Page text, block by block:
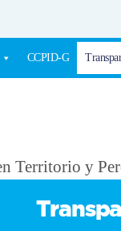
CCPID-G